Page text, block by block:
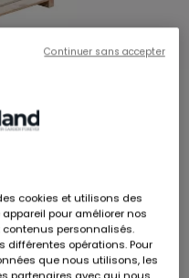
cm
cookies et utilisons des
pour améliorer nos
personnalisés.
différentes opérations. Pour
que nous utilisons, les
Continuer sans accepter